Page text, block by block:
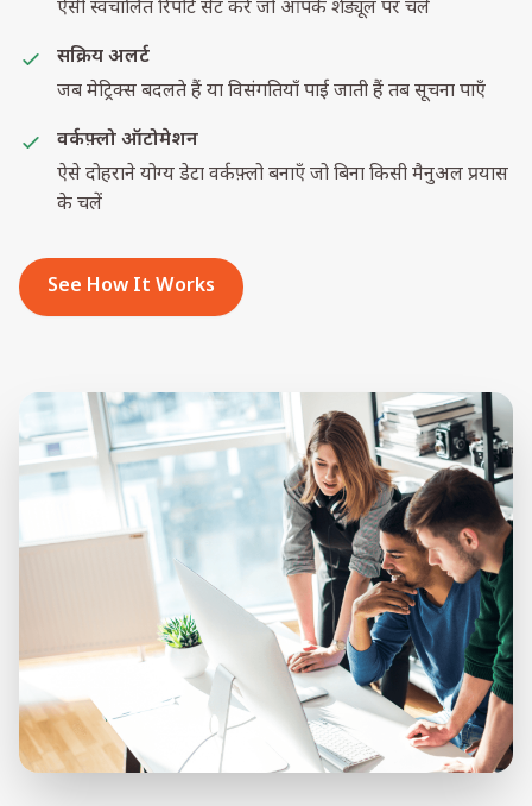
ऐसी स्वचालित रिपोर्ट सेट करें जो आपके शेड्यूल पर चलें
सक्रिय अलर्ट
जब मेट्रिक्स बदलते हैं या विसंगतियाँ पाई जाती हैं तब सूचना पाएँ
वर्कफ़्लो ऑटोमेशन
ऐसे दोहराने योग्य डेटा वर्कफ़्लो बनाएँ जो बिना किसी मैनुअल प्रयास
के चलें
See How It Works